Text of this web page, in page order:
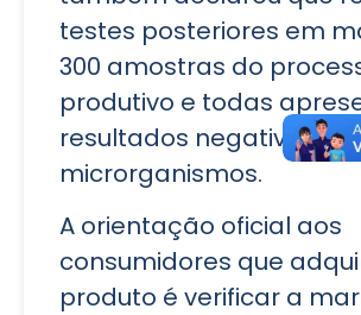
testes posteriores em
300 amostras do
produtivo e todas
resultados negativos
microrganismos.
A orientação oficial aos
consumidores que
produto é verificar a